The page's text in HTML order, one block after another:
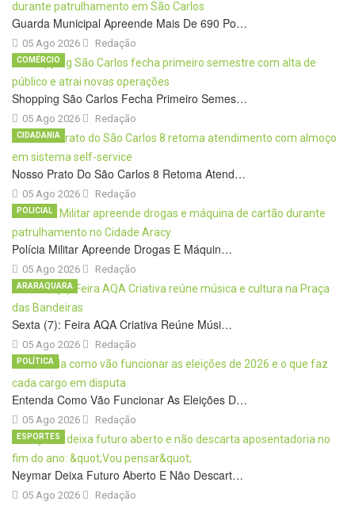
Guarda Municipal Apreende Mais De 690 Po…
05 Ago 2026 Redação
Shopping São Carlos Fecha Primeiro Semes…
05 Ago 2026
COMÉRCIO
Redação
Nosso Prato Do São Carlos 8 Retoma Atend…
05 Ago 2026
CIDADANIA
Redação
Polícia Militar Apreende Drogas E Máquin…
05 Ago 2026
POLICIAL
Redação
Sexta (7): Feira AQA Criativa Reúne Músi…
05 Ago 2026
ARARAQUARA
Redação
Entenda Como Vão Funcionar As Eleições D…
05 Ago 2026
POLÍTICA
Redação
Neymar Deixa Futuro Aberto E Não Descart…
05 Ago 2026
ESPORTES
Redação